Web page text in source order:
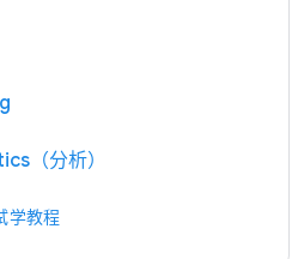
（分析）
学教程